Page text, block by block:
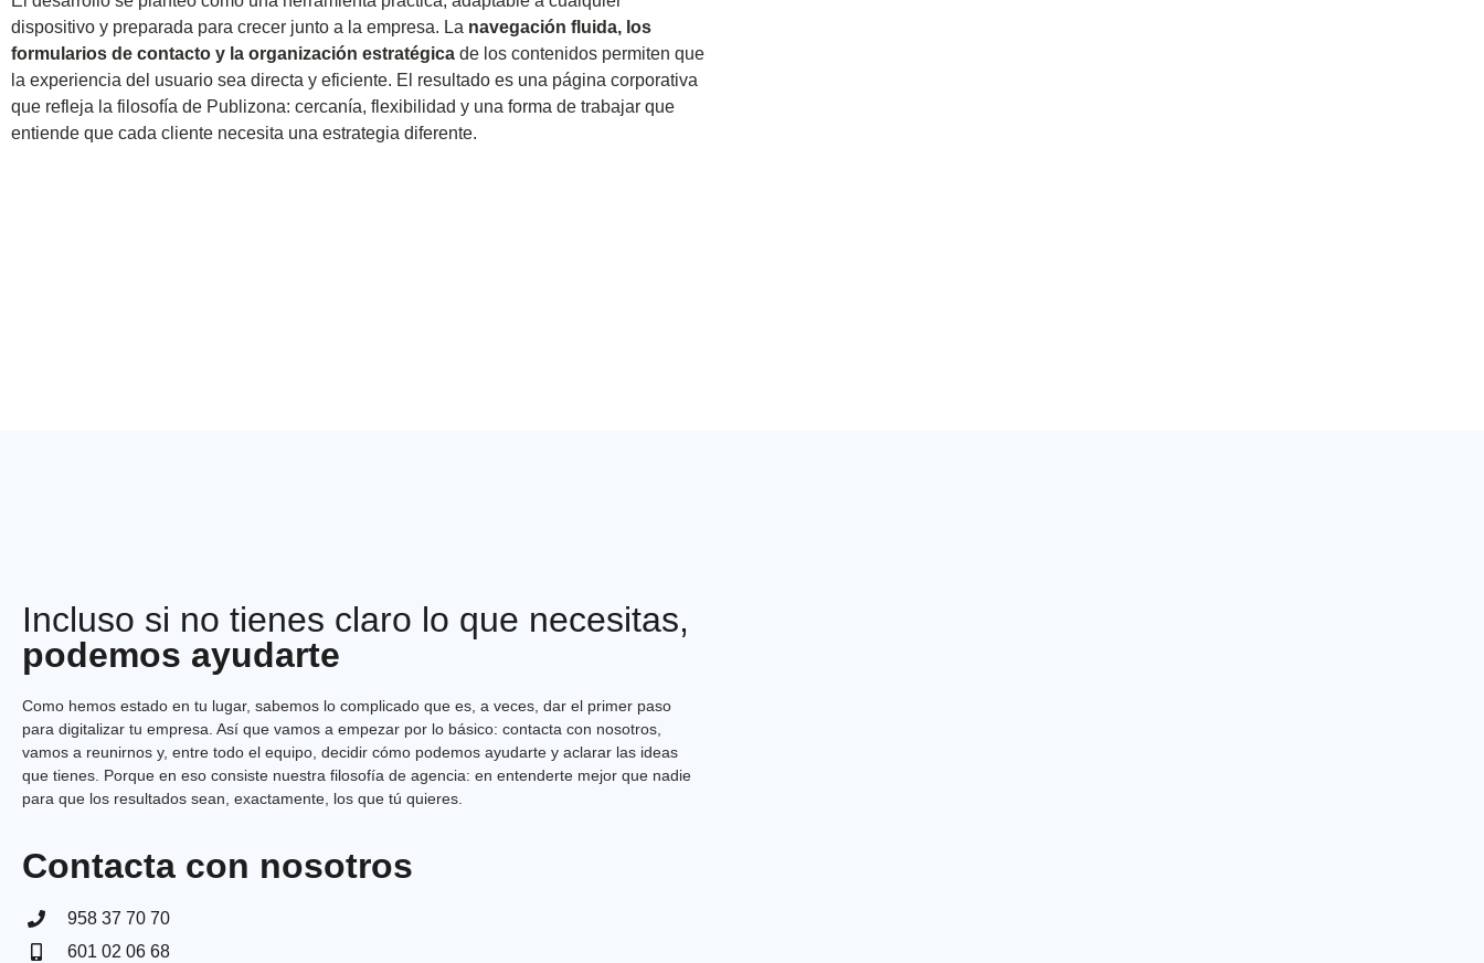
dispositivo y preparada para crecer junto a la empresa. La navegación fluida, los
formularios de contacto y la organización estratégica de los contenidos permiten que
la experiencia del usuario sea directa y eficiente. El resultado es una página corporativa
que refleja la filosofía de Publizona: cercanía, flexibilidad y una forma de trabajar que
entiende que cada cliente necesita una estrategia diferente.
Incluso si no tienes claro lo que necesitas,
podemos ayudarte
Como hemos estado en tu lugar, sabemos lo complicado que es, a veces, dar el primer paso
para digitalizar tu empresa. Así que vamos a empezar por lo básico: contacta con nosotros,
vamos a reunirnos y, entre todo el equipo, decidir cómo podemos ayudarte y aclarar las ideas
que tienes. Porque en eso consiste nuestra filosofía de agencia: en entenderte mejor que nadie
para que los resultados sean, exactamente, los que tú quieres.
Contacta con nosotros
958 37 70 70
601 02 06 68